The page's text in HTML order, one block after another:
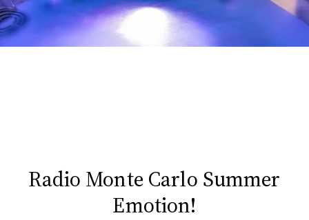
FOTO
TV
Radio Monte Carlo Summer
Emotion!